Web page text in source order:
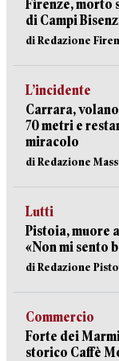
Firenze, morto
di Campi
di Redazione
L’incidente
Carrara,
70 metri e
miracolo
di Redazione
Lutti
Pistoia, muore
«Non mi sento
di Redazione
Commercio
Forte dei
storico Caffè